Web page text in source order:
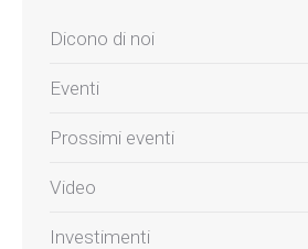
Dicono di noi
Eventi
Prossimi eventi
Video
Investimenti